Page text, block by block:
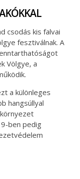
csodás kis falvai
fesztiválnak. A
Völgye, a
a különleges
hangsúllyal
ben pedig